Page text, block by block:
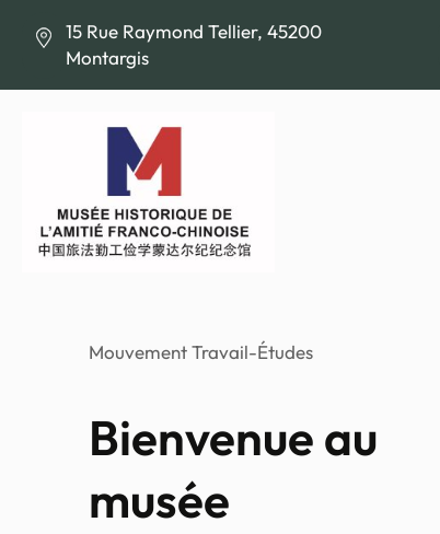
15 Rue Raymond Tellier, 45200
Montargis
Mouvement Travail-Études
Bienvenue au
musée